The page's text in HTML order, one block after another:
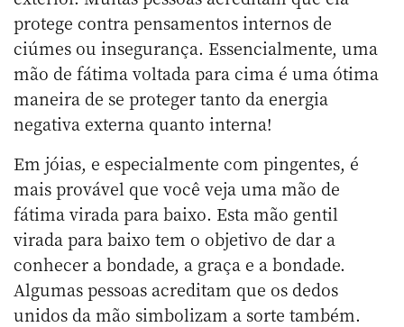
protege contra pensamentos internos de
ciúmes ou insegurança. Essencialmente, uma
mão de fátima voltada para cima é uma ótima
maneira de se proteger tanto da energia
negativa externa quanto interna!
Em jóias, e especialmente com pingentes, é
mais provável que você veja uma mão de
fátima virada para baixo. Esta mão gentil
virada para baixo tem o objetivo de dar a
conhecer a bondade, a graça e a bondade.
Algumas pessoas acreditam que os dedos
unidos da mão simbolizam a sorte também.